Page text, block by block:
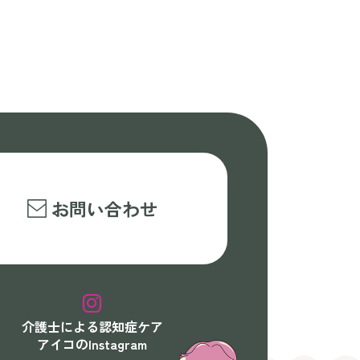
お問い合わせ
介護士による認知症ケア
アイコのInstagram